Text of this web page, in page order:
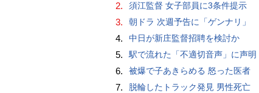
2. 須江監督 女子部員に3条件提示
3. 朝ドラ 次週予告に「ゲンナリ」
4. 中日が新庄監督招聘を検討か
5. 駅で流れた「不適切音声」に声明
6. 被爆で子あきらめる 怒った医者
7. 脱輪したトラック発見 男性死亡